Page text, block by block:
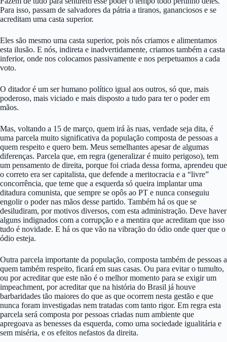
Para isso, passam de salvadores da pátria a tiranos, gananciosos e se
acreditam uma casta superior.
Eles são mesmo uma casta superior, pois nós criamos e alimentamos
esta ilusão. E nós, indireta e inadvertidamente, criamos também a casta
inferior, onde nos colocamos passivamente e nos perpetuamos a cada
voto.
O ditador é um ser humano político igual aos outros, só que, mais
poderoso, mais viciado e mais disposto a tudo para ter o poder em
mãos.
Mas, voltando a 15 de março, quem irá às ruas, verdade seja dita, é
uma parcela muito significativa da população composta de pessoas a
quem respeito e quero bem. Meus semelhantes apesar de algumas
diferenças. Parcela que, em regra (generalizar é muito perigoso), tem
um pensamento de direita, porque foi criada dessa forma, aprendeu que
o correto era ser capitalista, que defende a meritocracia e a “livre”
concorrência, que teme que a esquerda só queira implantar uma
ditadura comunista, que sempre se opôs ao PT e nunca conseguiu
engolir o poder nas mãos desse partido. Também há os que se
desiludiram, por motivos diversos, com esta administração. Deve haver
alguns indignados com a corrupção e a mentira que acreditam que isso
tudo é novidade. E há os que vão na vibração do ódio onde quer que o
ódio esteja.
Outra parcela importante da população, composta também de pessoas a
quem também respeito, ficará em suas casas. Ou para evitar o tumulto,
ou por acreditar que este não é o melhor momento para se exigir um
impeachment, por acreditar que na história do Brasil já houve
barbaridades tão maiores do que as que ocorrem nesta gestão e que
nunca foram investigadas nem tratadas com tanto rigor. Em regra esta
parcela será composta por pessoas criadas num ambiente que
apregoava as benesses da esquerda, como uma sociedade igualitária e
sem miséria, e os efeitos nefastos da direita.